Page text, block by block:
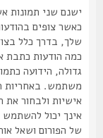
ישנם שני תמונות אשר
כאשר צופים בהודעות.
שלך, בדרך כלל בצודה
כמה הודעות כתבת או
גדולה, הידועה כתמונה
משתמש. באחריות
אישיות ולבחור את
אינך יכול להשתמש
של הפורום ושאל אותו